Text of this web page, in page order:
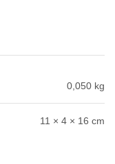
0,050 kg
11 × 4 × 16 cm